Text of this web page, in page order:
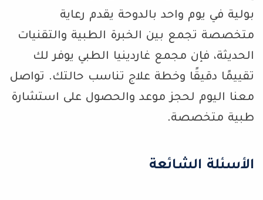
بولية في يوم واحد بالدوحة يقدم رعاية
متخصصة تجمع بين الخبرة الطبية والتقنيات
الحديثة، فإن مجمع غاردينيا الطبي يوفر لك
تقييمًا دقيقًا وخطة علاج تناسب حالتك. تواصل
معنا اليوم لحجز موعد والحصول على استشارة
طبية متخصصة.
الأسئلة الشائعة